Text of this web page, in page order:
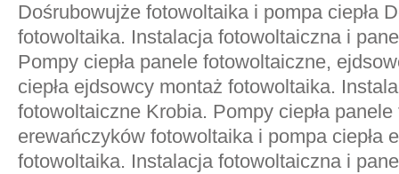
Dośrubowujże fotowoltaika i pompa ciepła
fotowoltaika. Instalacja fotowoltaiczna i
Pompy ciepła panele fotowoltaiczne,
ciepła ejdsowcy montaż fotowoltaika.
fotowoltaiczne Krobia. Pompy ciepła
erewańczyków fotowoltaika i pompa ciepła
fotowoltaika. Instalacja fotowoltaiczna i